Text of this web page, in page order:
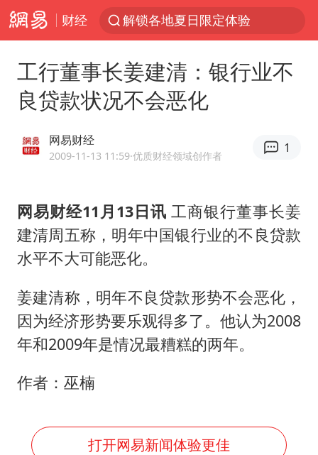
财经
解锁各地夏日限定体验
富婆带资进组给自己硬加60多场吻戏
白海豚将正面袭击贯穿浙江
金饰克价一夜涨回1300元
视频丨中国东方电气集团原党组副书记、董事宋致远被查
梁家辉：到内地拍戏不是北上是回归
包文婧：二胎很难一碗水端平
香港宏福苑火灾或由烟头引起
女主硬加吻戏短剧已下架
浙江台州《告全体市民书》
网传《披荆斩棘2026》名单
工行董事长姜建清：银行业不
良贷款状况不会恶化
网易财经
2009-11-13 11:59·优质财经领域创作者
1
网易财经11月13日讯 工商银行董事长姜
建清周五称，明年中国银行业的不良贷款
水平不大可能恶化。
姜建清称，明年不良贷款形势不会恶化，
因为经济形势要乐观得多了。他认为2008
年和2009年是情况最糟糕的两年。
作者：巫楠
打开网易新闻体验更佳